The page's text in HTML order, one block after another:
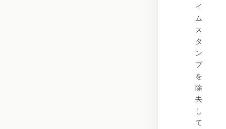
イ
ム
ス
タ
ン
プ
を
除
去
し
て